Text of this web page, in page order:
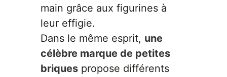
main grâce aux figurines à
leur effigie.
Dans le même esprit, une
célèbre marque de petites
briques propose différents